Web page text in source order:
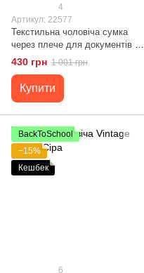
4
Артикул: 22577
Текстильна чоловіча сумка
через плече для документів та
міста FABRA 22577 Чорна
430 грн 1 001 грн
Купити
BackToSchool
−15%
Кешбек
6